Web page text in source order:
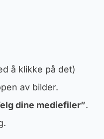
å klikke på det)
av bilder.
dine mediefiler”.